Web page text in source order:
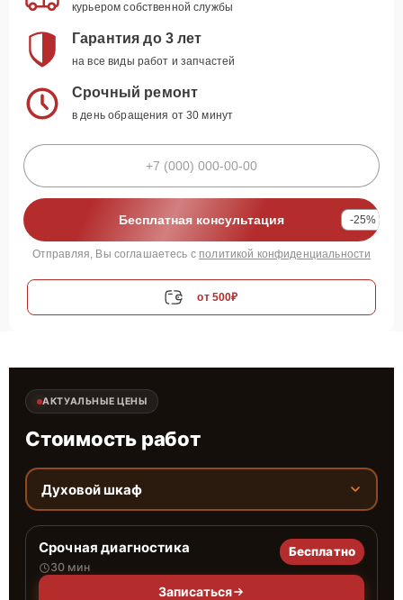
курьером собственной службы
Гарантия до 3 лет
на все виды работ и запчастей
Срочный ремонт
в день обращения от 30 минут
Бесплатная консультация -25%
Отправляя, Вы соглашаетесь с политикой конфиденциальности
от 500₽
АКТУАЛЬНЫЕ ЦЕНЫ
Стоимость работ
Духовой шкаф
Срочная диагностика
30 мин
Бесплатно
Записаться